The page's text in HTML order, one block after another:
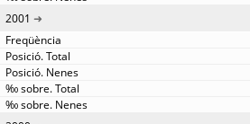
2001